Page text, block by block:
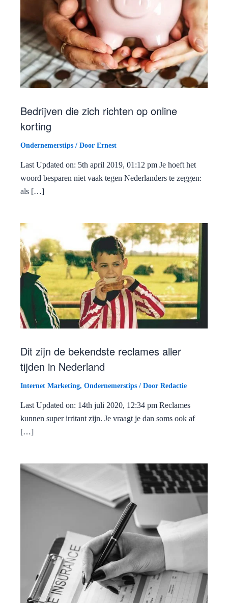
Bedrijven die zich richten op online
korting
Ondernemerstips / Door Ernest
Last Updated on: 5th april 2019, 01:12 pm Je hoeft het
woord besparen niet vaak tegen Nederlanders te zeggen:
als […]
Dit zijn de bekendste reclames aller
tijden in Nederland
Internet Marketing, Ondernemerstips / Door Redactie
Last Updated on: 14th juli 2020, 12:34 pm Reclames
kunnen super irritant zijn. Je vraagt je dan soms ook af
[…]